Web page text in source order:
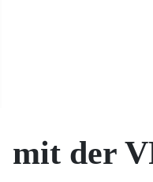
mit der